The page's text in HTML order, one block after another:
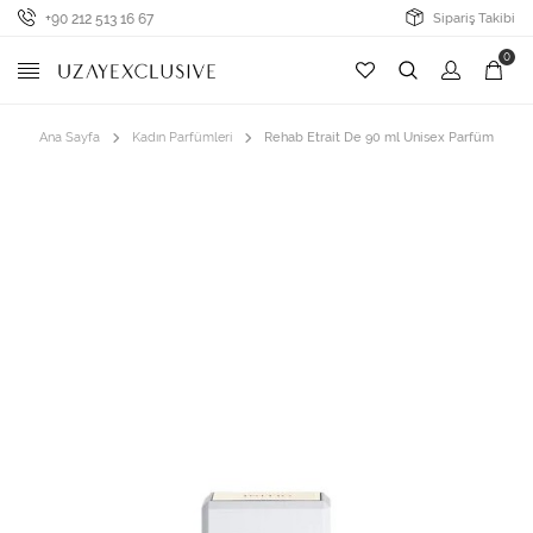
+90 212 513 16 67 Sipariş Takibi
0
Ana Sayfa Kadın Parfümleri Rehab Etrait De 90 ml Unisex Parfüm